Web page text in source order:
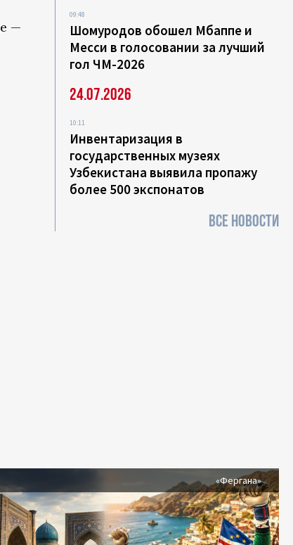
—
09:48
Шомуродов обошел Мбаппе и
Месси в голосовании за лучший
гол ЧМ-2026
24.07.2026
10:11
Инвентаризация в
государственных музеях
Узбекистана выявила пропажу
более 500 экспонатов
ВСЕ НОВОСТИ
«Фергана»